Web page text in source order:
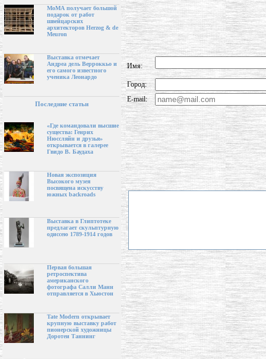
МоМА получает большой
подарок от работ
швейцарских
архитекторов Herzog & de
Meuron
Выставка отмечает
Андреа дель Верроккьо и
его самого известного
ученика Леонардо
Последние статьи
«Где командовали высшие
существа: Генрих
Нюссляйн и друзья»
открывается в галерее
Гвидо В. Баудаха
Новая экспозиция
Высокого музея
посвящена искусству
южных backroads
Выставка в Глиптотеке
предлагает скульптурную
одиссею 1789-1914 годов
Первая большая
ретроспектива
американского
фотографа Салли Манн
отправляется в Хьюстон
Tate Modern открывает
крупную выставку работ
пионерской художницы
Доротеи Таннинг
Имя:
Город:
E-mail: